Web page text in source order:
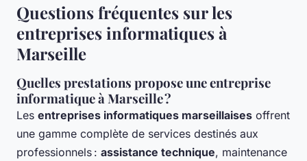
Questions fréquentes sur les
entreprises informatiques à
Marseille
Quelles prestations propose une entreprise
informatique à Marseille ?
Les entreprises informatiques marseillaises offrent
une gamme complète de services destinés aux
professionnels : assistance technique, maintenance